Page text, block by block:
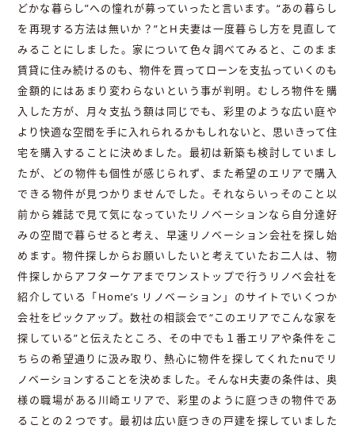
どかな暮らし”への憧れが募っていったと言います。“あの暮らし
を再現する方法は無いか？”とH夫妻は一度暮らし方を見直して
みることにしました。家について色々調べてみると、このまま
賃貸に住み続けるのも、物件を買ってローンを支払っていくのも
金額的にはあまり変わらないという事が判明。むしろ物件を購
入した方が、月々支払う額は同じでも、彩里のような広い庭や
より快適な空間を手に入れられるかもしれないと、思いきって住
宅を購入することに決めました。最初は新築も検討していまし
たが、どの物件も個性が感じられず、また希望のエリアで購入
できる物件が見つかりませんでした。それならいっそのこと以
前から雑誌で見て気になっていたリノベーションなら自分達好
みの空間で暮らせると考え、早速リノベーション会社を探し始
めます。物件探しからお願いしたいと考えていたお二人は、物
件探しからアフターケアまでワンストップで行うリノベ会社を
紹介している「Homeʼs リノベーション」のサイトでいくつか
会社をピックアップ。数社の相談会で“このエリアでこんな家を
探している”と伝えたところ、その中でも１番エリアや条件をこ
ちらの希望通りに汲み取り、熱心に物件を探してくれたnuでリ
ノベーションすることを決めました。そんなH夫妻の条件は、奥
様の職場がある川崎エリアで、彩里のように庭つきの物件であ
ることの２つです。最初は広い庭つきの戸建を探していました